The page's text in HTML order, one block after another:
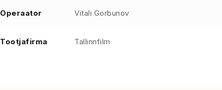
Operaator Vitali Gorbunov
Tootjafirma Tallinnfilm